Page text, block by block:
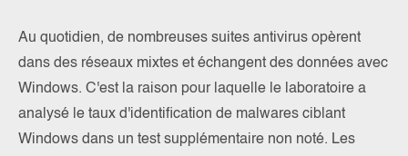
Au quotidien, de nombreuses suites antivirus opèrent
dans des réseaux mixtes et échangent des données avec
Windows. C'est la raison pour laquelle le laboratoire a
analysé le taux d'identification de malwares ciblant
Windows dans un test supplémentaire non noté. Les